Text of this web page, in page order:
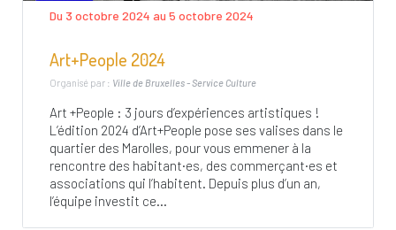
Du 3 octobre 2024 au 5 octobre 2024
Art+People 2024
Organisé par : Ville de Bruxelles - Service Culture
Art +People : 3 jours d’expériences artistiques !
L’édition 2024 d’Art+People pose ses valises dans le
quartier des Marolles, pour vous emmener à la
rencontre des habitant·es, des commerçant·es et
associations qui l’habitent. Depuis plus d’un an,
l’équipe investit ce...